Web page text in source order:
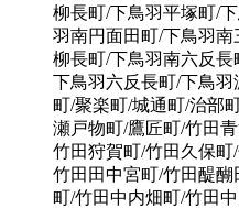
柳長町/下鳥羽平塚町/
羽南円面田町/下鳥羽
柳長町/下鳥羽南六反
下鳥羽六反長町/下鳥
町/聚楽町/城通町/治部
瀬戸物町/鷹匠町/竹田
竹田狩賀町/竹田久保
竹田田中宮町/竹田醍
町/竹田中内畑町/竹田